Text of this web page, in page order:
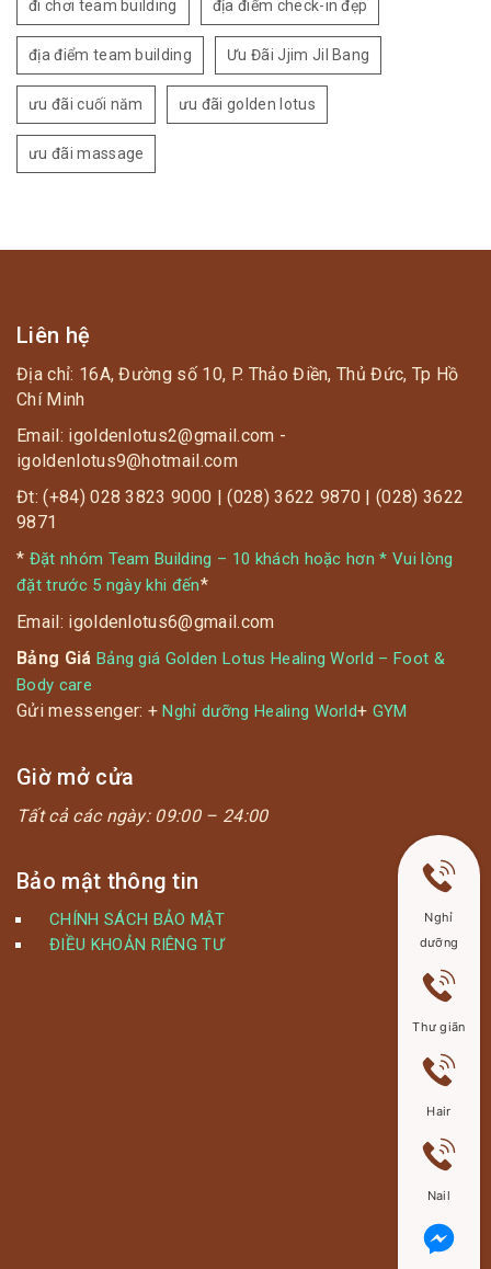
đi chơi team building địa điểm check-in đẹp
địa điểm team building Ưu Đãi Jjim Jil Bang
ưu đãi cuối năm ưu đãi golden lotus
ưu đãi massage
Liên hệ
Địa chỉ: 16A, Đường số 10, P. Thảo Điền, Thủ Đức, Tp Hồ
Chí Minh
Email: igoldenlotus2@gmail.com -
igoldenlotus9@hotmail.com
Đt: (+84) 028 3823 9000 | (028) 3622 9870 | (028) 3622
9871
* Đặt nhóm Team Building – 10 khách hoặc hơn * Vui lòng
đặt trước 5 ngày khi đến*
Email: igoldenlotus6@gmail.com
Bảng Giá Bảng giá Golden Lotus Healing World – Foot &
Body care
Gửi messenger: +Nghỉ dưỡng Healing World+ GYM
Giờ mở cửa
Tất cả các ngày: 09:00 – 24:00
Bảo mật thông tin
CHÍNH SÁCH BẢO MẬT
ĐIỀU KHOẢN RIÊNG TƯ
Nghỉ
dưỡng
Thư giãn
Hair
Nail